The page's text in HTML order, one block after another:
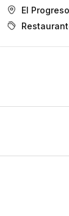
El Progreso